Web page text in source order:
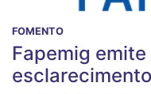
FOMENTO
Fapemig
esclarecimento